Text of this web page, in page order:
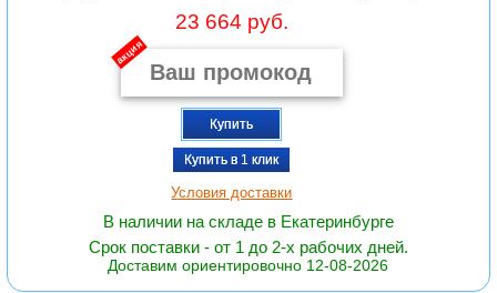
23 664 руб.
акция
Купить
Купить в 1 клик
Условия доставки
В наличии на складе в Екатеринбурге
Срок поставки - от 1 до 2-х рабочих дней.
Доставим ориентировочно 12-08-2026